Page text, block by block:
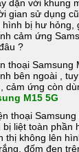
dặn với khung
gian sử dụng
hình bị hư
cảm ứng
?
thoại Samsung
bên ngoài ,
cảm ứng còn
M15 5G
thoại Samsung
liệt toàn phần
thị không lên
đốm đen